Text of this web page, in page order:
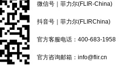
微信号｜菲力尔(FLIR-China)
抖音号｜菲力尔(FLIRChina)
官方客服电话：400-683-1958
官方咨询邮箱：info@flir.cn